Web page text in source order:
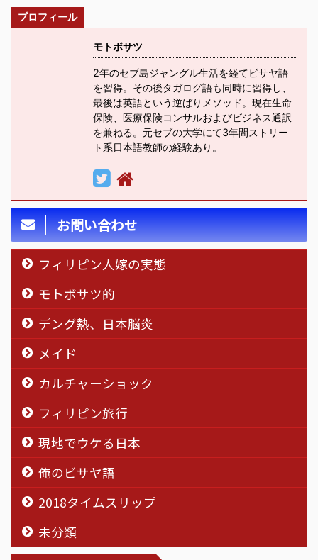
プロフィール
モトボサツ
2年のセブ島ジャングル生活を経てビサヤ語
を習得。その後タガログ語も同時に習得し、
最後は英語という逆ばりメソッド。現在生命
保険、医療保険コンサルおよびビジネス通訳
を兼ねる。元セブの大学にて3年間ストリー
ト系日本語教師の経験あり。
お問い合わせ
フィリピン人嫁の実態
モトボサツ的
デング熱、日本脳炎
メイド
カルチャーショック
フィリピン旅行
現地でウケる日本
俺のビサヤ語
2018タイムスリップ
未分類